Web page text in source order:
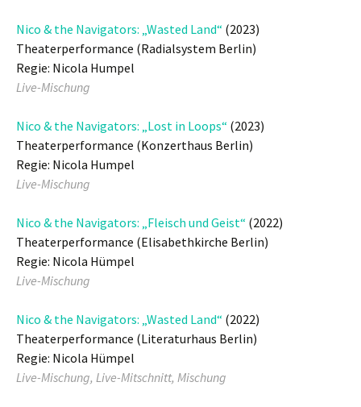
Nico & the Navigators: „Wasted Land“ (2023)
Theaterperformance (Radialsystem Berlin)
Regie: Nicola Humpel
Live-Mischung
Nico & the Navigators: „Lost in Loops“ (2023)
Theaterperformance (Konzerthaus Berlin)
Regie: Nicola Humpel
Live-Mischung
Nico & the Navigators: „Fleisch und Geist“ (2022)
Theaterperformance (Elisabethkirche Berlin)
Regie: Nicola Hümpel
Live-Mischung
Nico & the Navigators: „Wasted Land“ (2022)
Theaterperformance (Literaturhaus Berlin)
Regie: Nicola Hümpel
Live-Mischung, Live-Mitschnitt, Mischung